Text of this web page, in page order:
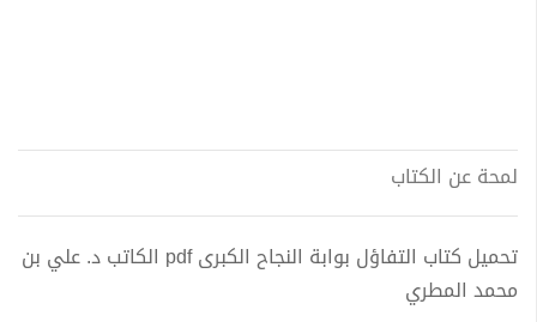
لمحة عن الكتاب
تحميل كتاب التفاؤل بوابة النجاح الكبرى pdf الكاتب د. علي بن
محمد المطري